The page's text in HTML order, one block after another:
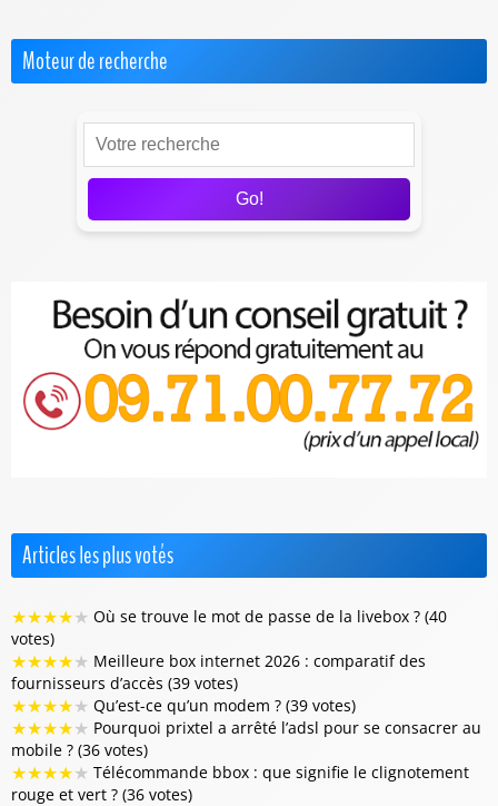
Moteur de recherche
Go!
Articles les plus votés
★★★★★ Où se trouve le mot de passe de la livebox ? (40
votes)
★★★★★ Meilleure box internet 2026 : comparatif des
fournisseurs d’accès (39 votes)
★★★★★ Qu’est-ce qu’un modem ? (39 votes)
★★★★★ Pourquoi prixtel a arrêté l’adsl pour se consacrer au
mobile ? (36 votes)
★★★★★ Télécommande bbox : que signifie le clignotement
rouge et vert ? (36 votes)